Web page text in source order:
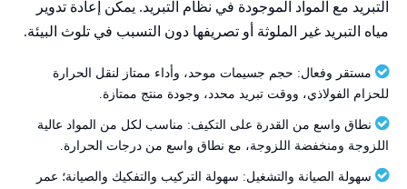
التبريد مع المواد الموجودة في نظام التبريد. يمكن إعادة تدوير
مياه التبريد غير الملوثة أو تصريفها دون التسبب في تلوث البيئة.
 مستقر وفعال: حجم جسيمات موحد، وأداء ممتاز لنقل الحرارة
للحزام الفولاذي، ووقت تبريد محدد، وجودة منتج ممتازة.
 نطاق واسع من القدرة على التكيف: مناسب لكل من المواد عالية
اللزوجة ومنخفضة اللزوجة، مع نطاق واسع من درجات الحرارة.
 سهولة الصيانة والتشغيل: سهولة التركيب والتفكيك والصيانة؛ عمر